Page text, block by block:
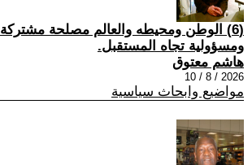
(6) الوطن ومحيطه والعالم مصلحة مشتركة
ومسؤولية تجاه المستقبل.
هاشم معتوق
2026 / 8 / 10
مواضيع وابحاث سياسية